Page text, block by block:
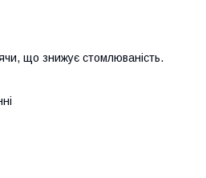
що знижує стомлюваність.